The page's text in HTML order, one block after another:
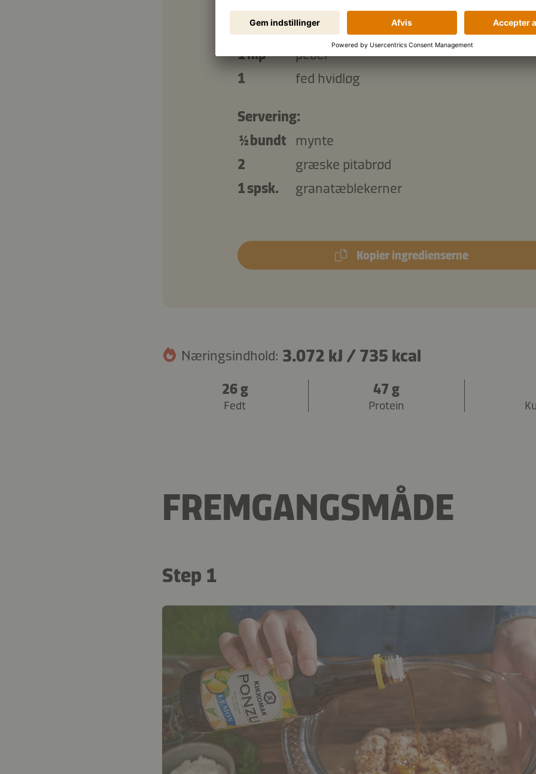
2 spsk.
Kikkoman Ponzu - en blanding af
eddike og citronaroma
1 nip
peber
1
fed hvidløg
Servering:
½ bundt
mynte
2
græske pitabrød
1 spsk.
granatæblekerner
Kopier ingredienserne
Næringsindhold: 3.072 kJ / 735 kcal
26 g
Fedt
47 g
Protein
FREMGANGSMÅDE
Step 1